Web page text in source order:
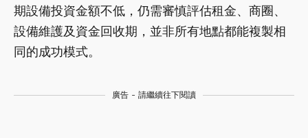
期設備投資金額不低，仍需審慎評估租金、商圈、
設備維護及資金回收期，並非所有地點都能複製相
同的成功模式。
廣告 - 請繼續往下閱讀